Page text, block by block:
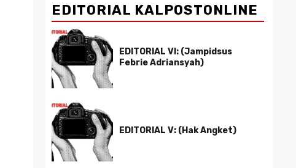
EDITORIAL KALPOSTONLINE
EDITORIAL VI: (Jampidsus
Febrie Adriansyah)
EDITORIAL V: (Hak Angket)